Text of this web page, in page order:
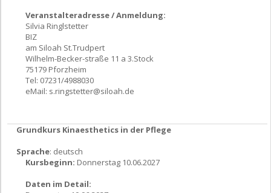
Veranstalteradresse / Anmeldung:
Silvia Ringlstetter
BIZ
am Siloah St.Trudpert
Wilhelm-Becker-straße 11 a 3.Stock
75179 Pforzheim
Tel: 07231/4988030
eMail: s.ringstetter@siloah.de
Grundkurs Kinaesthetics in der Pflege
Sprache: deutsch
Kursbeginn: Donnerstag 10.06.2027
Daten im Detail: